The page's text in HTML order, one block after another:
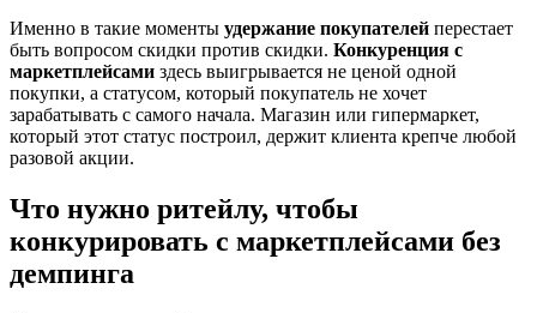
Именно в такие моменты удержание покупателей перестает
быть вопросом скидки против скидки. Конкуренция с
маркетплейсами здесь выигрывается не ценой одной
покупки, а статусом, который покупатель не хочет
зарабатывать с самого начала. Магазин или гипермаркет,
который этот статус построил, держит клиента крепче любой
разовой акции.
Что нужно ритейлу, чтобы
конкурировать с маркетплейсами без
демпинга